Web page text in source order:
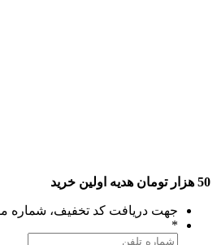
50 هزار تومان هدیه اولین خرید
جهت دریافت کد تخفیف، شماره
*